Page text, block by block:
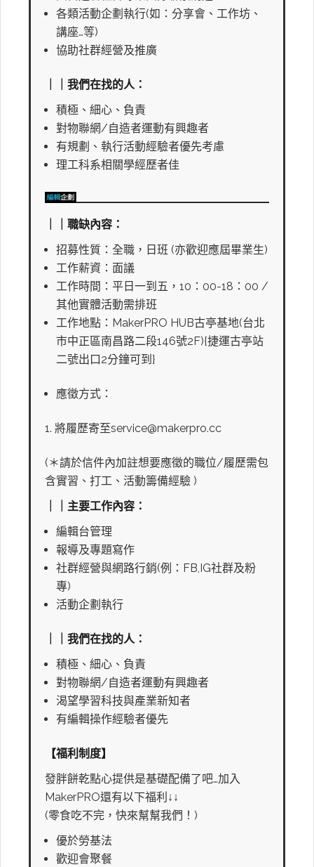
各類活動企劃執行(如：分享會、工作坊、
講座…等)
協助社群經營及推廣
｜｜我們在找的人：
積極、細心、負責
對物聯網/自造者運動有興趣者
有規劃、執行活動經驗者優先考慮
理工科系相關學經歷者佳
｜｜職缺內容：
招募性質：全職，日班 (亦歡迎應屆畢業生)
工作薪資：面議
工作時間：平日一到五，10：00-18：00 /
其他實體活動需排班
工作地點：MakerPRO HUB古亭基地(台北
市中正區南昌路二段146號2F){捷運古亭站
二號出口2分鐘可到}
應徵方式：
將履歷寄至service@makerpro.cc
(＊請於信件內加註想要應徵的職位/履歷需包
含實習、打工、活動籌備經驗 )
｜｜主要工作內容：
編輯台管理
報導及專題寫作
社群經營與網路行銷(例：FB,IG社群及粉
專)
活動企劃執行
｜｜我們在找的人：
積極、細心、負責
對物聯網/自造者運動有興趣者
渴望學習科技與產業新知者
有編輯操作經驗者優先
【福利制度】
發胖餅乾點心提供是基礎配備了吧…加入
MakerPRO還有以下福利↓↓
(零食吃不完，快來幫幫我們！)
優於勞基法
歡迎會聚餐